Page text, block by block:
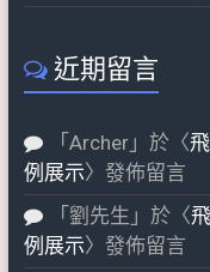
近期留言
「 Archer」於〈
例展示〉發佈留言
「 劉先生 」於〈
例展示〉發佈留言